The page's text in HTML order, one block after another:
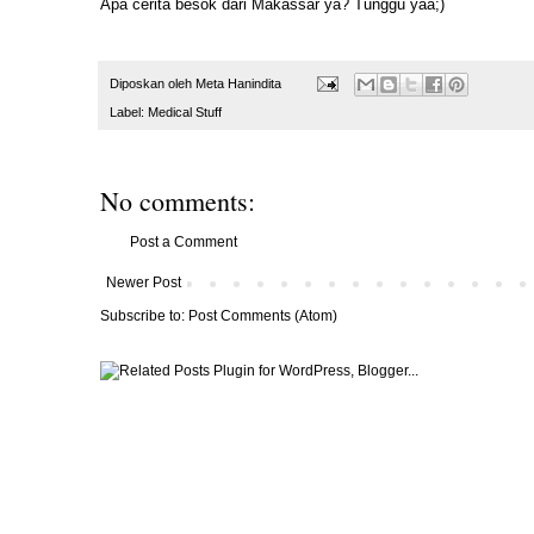
Apa cerita besok dari Makassar ya? Tunggu yaa;)
Diposkan oleh Meta Hanindita
Label: Medical Stuff
No comments:
Post a Comment
Newer Post
Subscribe to: Post Comments (Atom)